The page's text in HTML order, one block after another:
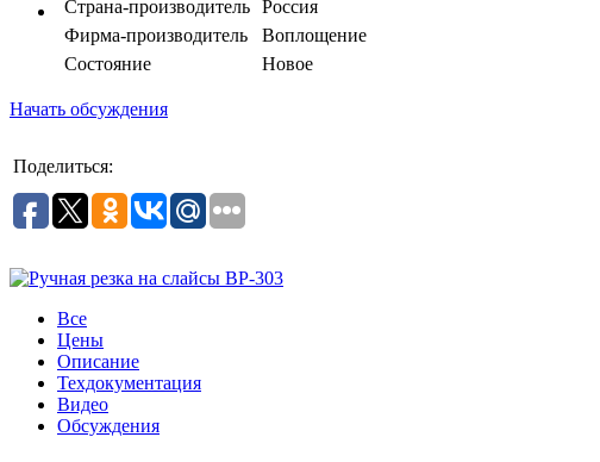
Страна-производитель Россия
Фирма-производитель
Воплощение
Состояние
Новое
Начать обсуждения
Поделиться:
Все
Цены
Описание
Техдокументация
Видео
Обсуждения